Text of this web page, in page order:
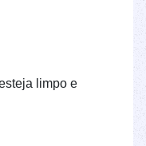
limpo e